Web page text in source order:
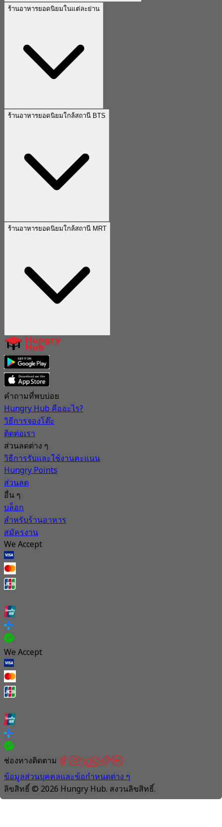
ร้านอาหารยอดนิยมในแต่ละย่าน
ร้านอาหารยอดนิยมใกล้สถานี BTS
ร้านอาหารยอดนิยมใกล้สถานี MRT
คำถามที่พบบ่อย
Hungry Hub คืออะไร?
วิธีการจองโต๊ะ
ติดต่อเรา
ส่วนลดต่าง ๆ
วิธีการรับและใช้งานคะแนน
Hungry Points
ส่วนลด
อื่น ๆ
บล็อก
สำหรับร้านอาหาร
สมัครงาน
We Accept
We Accept
ช่องทางติดตาม
ข้อมูลส่วนบุคคลและข้อกำหนดต่าง ๆ
ลิขสิทธิ์ © 2026 Hungry Hub. สงวนลิขสิทธิ์.
Connection